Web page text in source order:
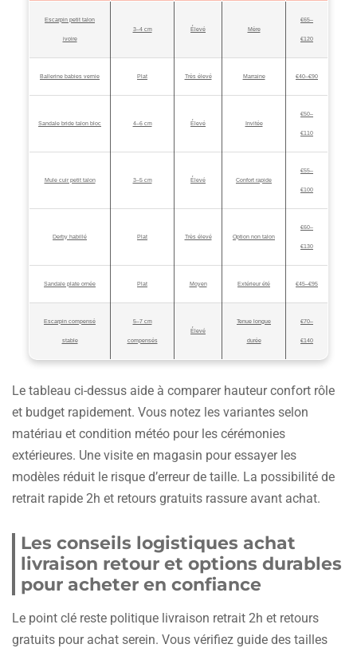
Escarpin petit talon
ivoire
3–4 cm Élevé Mère
€65–
€120
Ballerine babies vernie Plat Très élevé Marraine €40–€90
Sandale bride talon bloc 4–6 cm Élevé Invitée
€50–
€110
Mule cuir petit talon 3–5 cm Élevé Confort rapide
€55–
€100
Derby habillé Plat Très élevé Option non talon
€60–
€130
Sandale plate ornée Plat Moyen Extérieur été €45–€95
Escarpin compensé
stable
5–7 cm
compensés
Élevé
Tenue longue
durée
€70–
€140
Le tableau ci-dessus aide à comparer hauteur confort rôle
et budget rapidement. Vous notez les variantes selon
matériau et condition météo pour les cérémonies
extérieures. Une visite en magasin pour essayer les
modèles réduit le risque d’erreur de taille. La possibilité de
retrait rapide 2h et retours gratuits rassure avant achat.
Les conseils logistiques achat
livraison retour et options durables
pour acheter en confiance
Le point clé reste politique livraison retrait 2h et retours
gratuits pour achat serein. Vous vérifiez guide des tailles